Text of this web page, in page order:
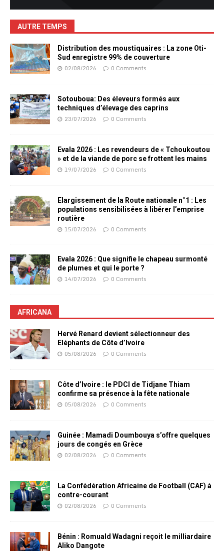
AUTRE TEMPS
Distribution des moustiquaires : La zone Oti-
Sud enregistre 99% de couverture
02/08/2026 0 Comments
Sotouboua: Des éleveurs formés aux
techniques d’élevage des caprins
23/07/2026 0 Comments
Evala 2026 : Les revendeurs de « Tchoukoutou
» et de la viande de porc se frottent les mains
19/07/2026 0 Comments
Elargissement de la Route nationale n°1 : Les
populations sensibilisées à libérer l’emprise
routière
15/07/2026 0 Comments
Evala 2026 : Que signifie le chapeau surmonté
de plumes et qui le porte ?
14/07/2026 0 Comments
AFRICANA
Hervé Renard devient sélectionneur des
Eléphants de Côte d’Ivoire
05/08/2026 0 Comments
Côte d’Ivoire : le PDCI de Tidjane Thiam
confirme sa présence à la fête nationale
05/08/2026 0 Comments
Guinée : Mamadi Doumbouya s’offre quelques
jours de congés en Grèce
02/08/2026 0 Comments
La Confédération Africaine de Football (CAF) à
contre-courant
02/08/2026 0 Comments
Bénin : Romuald Wadagni reçoit le milliardaire
Aliko Dangote